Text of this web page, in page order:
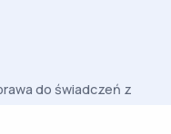
do świadczeń z